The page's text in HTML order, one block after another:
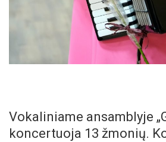
Vokaliniame ansamblyje
koncertuoja 13 žmonių.